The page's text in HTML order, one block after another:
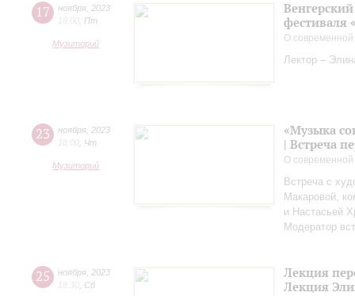
17 ноября 2023
18:00 Пт
Музиторий
фестиваля
О
Лектор –
23 ноября 2023
18:00 Чт
Музиторий
«Музыка
| Встреча
О
Встреча с
Макаровой,
и Настасьей
Модератор
25 ноября 2023
18:30 Сб
Лекция
Лекция